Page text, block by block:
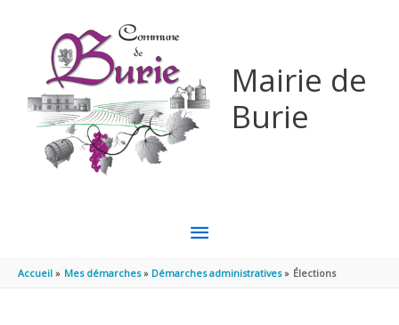
Mairie de
Burie
MENU
PRINCIPAL
Accueil Mes démarches Démarches administratives Élections